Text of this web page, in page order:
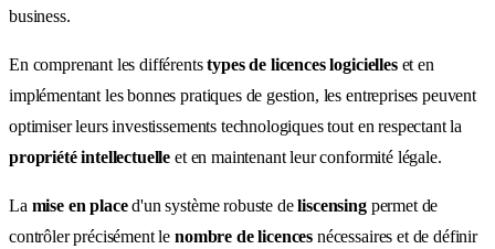
business.
En comprenant les différentstypes de licences logicielleset en
implémentant les bonnes pratiques de gestion, les entreprises peuvent
optimiser leurs investissements technologiques tout en respectant la
propriété intellectuelle et en maintenant leur conformité légale.
La mise en placed'un système robuste deliscensingpermet de
contrôler précisément le nombre de licences nécessaires et de définir